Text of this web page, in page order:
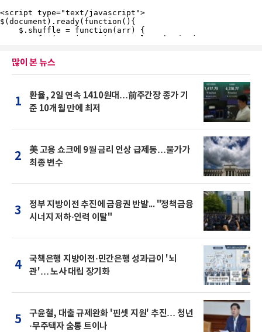
많이 본 뉴스
1
환율, 2일 연속 1410원대…前주간장 종가 기
준 10개월 만에 최저
2
美 고용 쇼크에 9월 금리 인상 급제동…물가가
최종 변수
3
정부 지방이전 추진에 금융권 반발... "정책금융
시너지 저하·인력 이탈"
4
국책은행 지방이전·민간은행 성과급이 '뇌
관'… 노사 대립 장기화
5
구윤철, 대출 규제완화 '핀셋 지원' 추진… 청년
·무주택자 숨통 트이나